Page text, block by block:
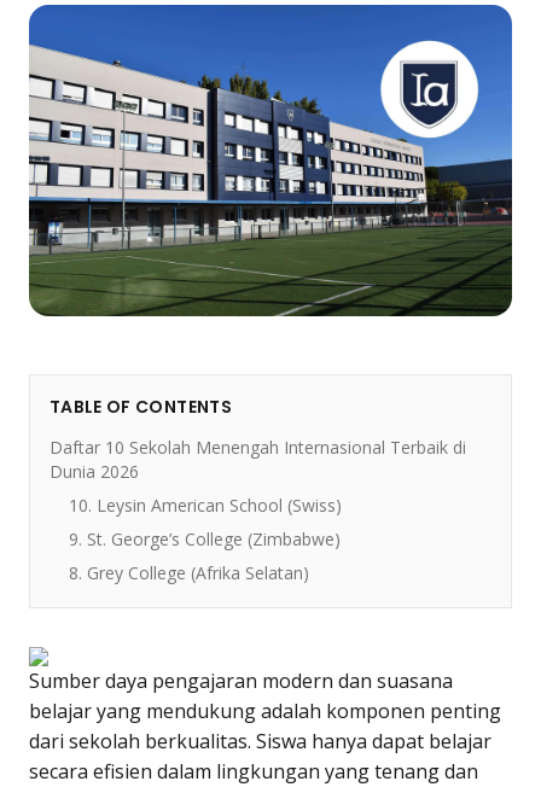
TABLE OF CONTENTS
Daftar 10 Sekolah Menengah Internasional Terbaik di
Dunia 2026
10. Leysin American School (Swiss)
9. St. George’s College (Zimbabwe)
8. Grey College (Afrika Selatan)
Sumber daya pengajaran modern dan suasana
belajar yang mendukung adalah komponen penting
dari sekolah berkualitas. Siswa hanya dapat belajar
secara efisien dalam lingkungan yang tenang dan